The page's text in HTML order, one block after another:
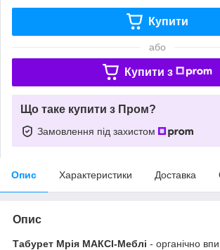
Купити
або
Купити з
Що таке купити з Пром?
Замовлення під захистом
Опис Характеристики Доставка
Опис
Табурет Мрія МАКСІ-Меблі - органічно